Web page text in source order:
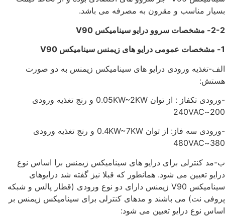
بسیار مناسب و مقرون به مصرفه می باشد.
2-2- مشخصات سروو درایو سینامیکس
V90
1- مشخصات عمومی درایو های زیمنس سینامیکس
V90
الف-تغذیه ورودی درایو های سینامیکس زیمنس به دو صورت
هستش:
-ورودی تکفاز : از توان 0.05KW~2KW و رنج تغذیه ورودی
200~240VAC
-ورودی سه فاز: از توان 0.4KW~7KW و رنج تغذیه ورودی
380~480VAC
ب-مد کنترلی برای درایو های سینامیکس زیمنس برا اساس نوع
درایو تعیین می شود. همانطور که قبلا نیز گفته شد درایوهای
سینامیکس V90 زیمنس دارای دو نوع ورودی (قطار پالس و شبکه
پروفی نت) می باشند و مدهای کنترلی برای سینامیکس زیمنس بر
اساس نوع درایو تعیین می شود: